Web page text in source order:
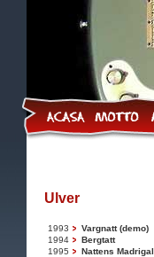
Ulver
1993
Vargnatt (demo)
1994
Bergtatt
1995
Nattens Madrigal